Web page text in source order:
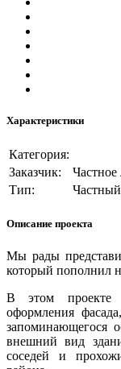
Характеристики
Категория:
Заказчик:
Частное
Тип:
Описание проекта
Мы рады
который пополнил
В этом проекте
оформления
запоминающегося
внешний вид
соседей и